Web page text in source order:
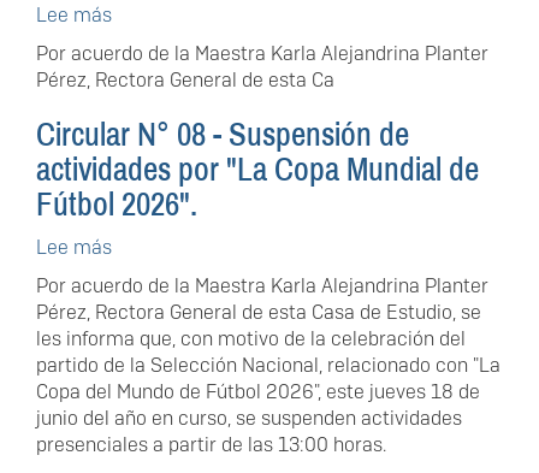
Copa
Mundial
Fútbol
2026".
Lee más
Circular
N°
09
Suspensión
de
actividades
Copa
Mundial
de
Fútbol
2026"
Por acuerdo de la Maestra Karla Alejandrina Planter
Pérez, Rectora General de esta Ca
Circular N° 08 - Suspensión de
actividades por "La Copa Mundial de
Fútbol 2026".
Lee más
Circular
N°
08
-
Suspensión
de
actividades
por
Por acuerdo de la Maestra Karla Alejandrina Planter
Pérez, Rectora General de esta Casa de Estudio, se
les informa que, con motivo de la celebración del
partido de la Selección Nacional, relacionado con "La
Copa del Mundo de Fútbol 2026", este jueves 18 de
junio del año en curso, se suspenden actividades
presenciales a partir de las 13:00 horas.